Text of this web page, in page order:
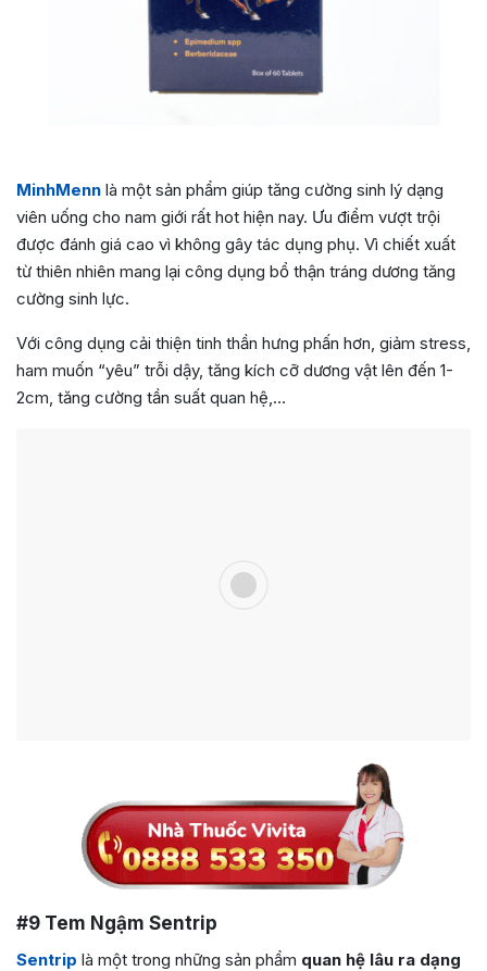
MinhMenn là một sản phẩm giúp tăng cường sinh lý dạng
viên uống cho nam giới rất hot hiện nay. Ưu điểm vượt trội
được đánh giá cao vì không gây tác dụng phụ. Vì chiết xuất
từ thiên nhiên mang lại công dụng bổ thận tráng dương tăng
cường sinh lực.
Với công dụng cải thiện tinh thần hưng phấn hơn, giảm stress,
ham muốn “yêu” trỗi dậy, tăng kích cỡ dương vật lên đến 1-
2cm, tăng cường tần suất quan hệ,…
#9 Tem Ngậm Sentrip
Sentrip là một trong những sản phẩm quan hệ lâu ra dạng